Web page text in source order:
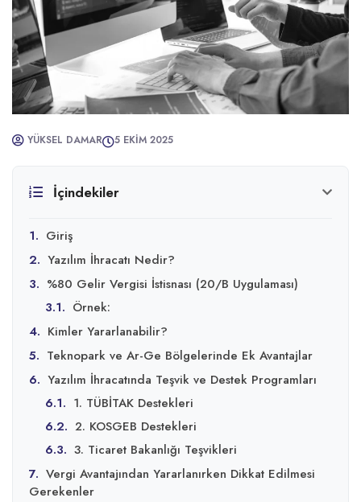
YÜKSEL DAMAR 5 EKIM 2025
İçindekiler
1. Giriş
2. Yazılım İhracatı Nedir?
3. %80 Gelir Vergisi İstisnası (20/B Uygulaması)
3.1. Örnek:
4. Kimler Yararlanabilir?
5. Teknopark ve Ar-Ge Bölgelerinde Ek Avantajlar
6. Yazılım İhracatında Teşvik ve Destek Programları
6.1. 1. TÜBİTAK Destekleri
6.2. 2. KOSGEB Destekleri
6.3. 3. Ticaret Bakanlığı Teşvikleri
7. Vergi Avantajından Yararlanırken Dikkat Edilmesi
Gerekenler